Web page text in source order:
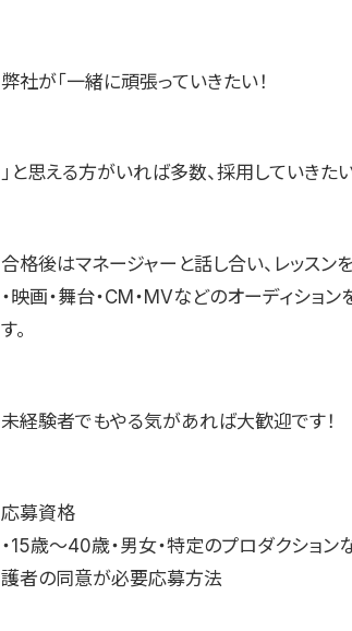
弊社が「一緒に頑張っていきたい！
」と思える方がいれば多数、採用していきた
合格後はマネージャーと話し合い、レッスン
・映画・舞台・CM・MVなどのオーディショ
す。
未経験者でもやる気があれば大歓迎です！
応募資格
・15歳〜40歳・男女・特定のプロダクショ
護者の同意が必要応募方法